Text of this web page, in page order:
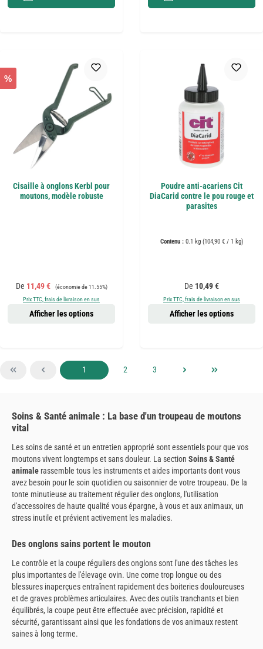
%
Cisaille à onglons Kerbl pour
moutons, modèle robuste
Prix de vente :
De 11,49 € Prix régulier :
(économie de 11.55%)
Prix TTC, frais de livraison en sus
Afficher les options
Poudre anti-acariens Cit
DiaCarid contre le pou rouge et
parasites
Contenu : 0.1 kg (104,90 € / 1 kg)
Prix régulier :
De 10,49 €
Prix TTC, frais de livraison en sus
Afficher les options
Page
1 Page
2 Page
3
Soins & Santé animale : La base d'un troupeau de moutons
vital
Les soins de santé et un entretien approprié sont essentiels pour que vos
moutons vivent longtemps et sans douleur. La section Soins & Santé
animale rassemble tous les instruments et aides importants dont vous
avez besoin pour le soin quotidien ou saisonnier de votre troupeau. De la
tonte minutieuse au traitement régulier des onglons, l'utilisation
d'accessoires de haute qualité vous épargne, à vous et aux animaux, un
stress inutile et prévient activement les maladies.
Des onglons sains portent le mouton
Le contrôle et la coupe réguliers des onglons sont l'une des tâches les
plus importantes de l'élevage ovin. Une corne trop longue ou des
blessures inaperçues entraînent rapidement des boiteries douloureuses
et de graves problèmes articulaires. Avec des outils tranchants et bien
équilibrés, la coupe peut être effectuée avec précision, rapidité et
sécurité, garantissant ainsi que les fondations de vos animaux restent
saines à long terme.